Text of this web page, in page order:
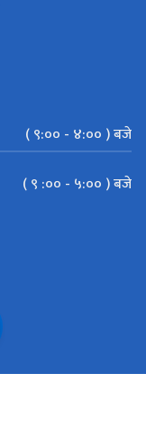
( ९:०० - ४:०० ) बजे
( ९ :०० - ५:०० ) बजे